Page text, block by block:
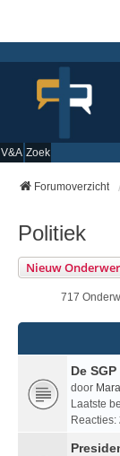
V&A Zoek
Forumoverzicht
Politiek
Nieuw
717
De
door Mara
Laatste
Reacties: